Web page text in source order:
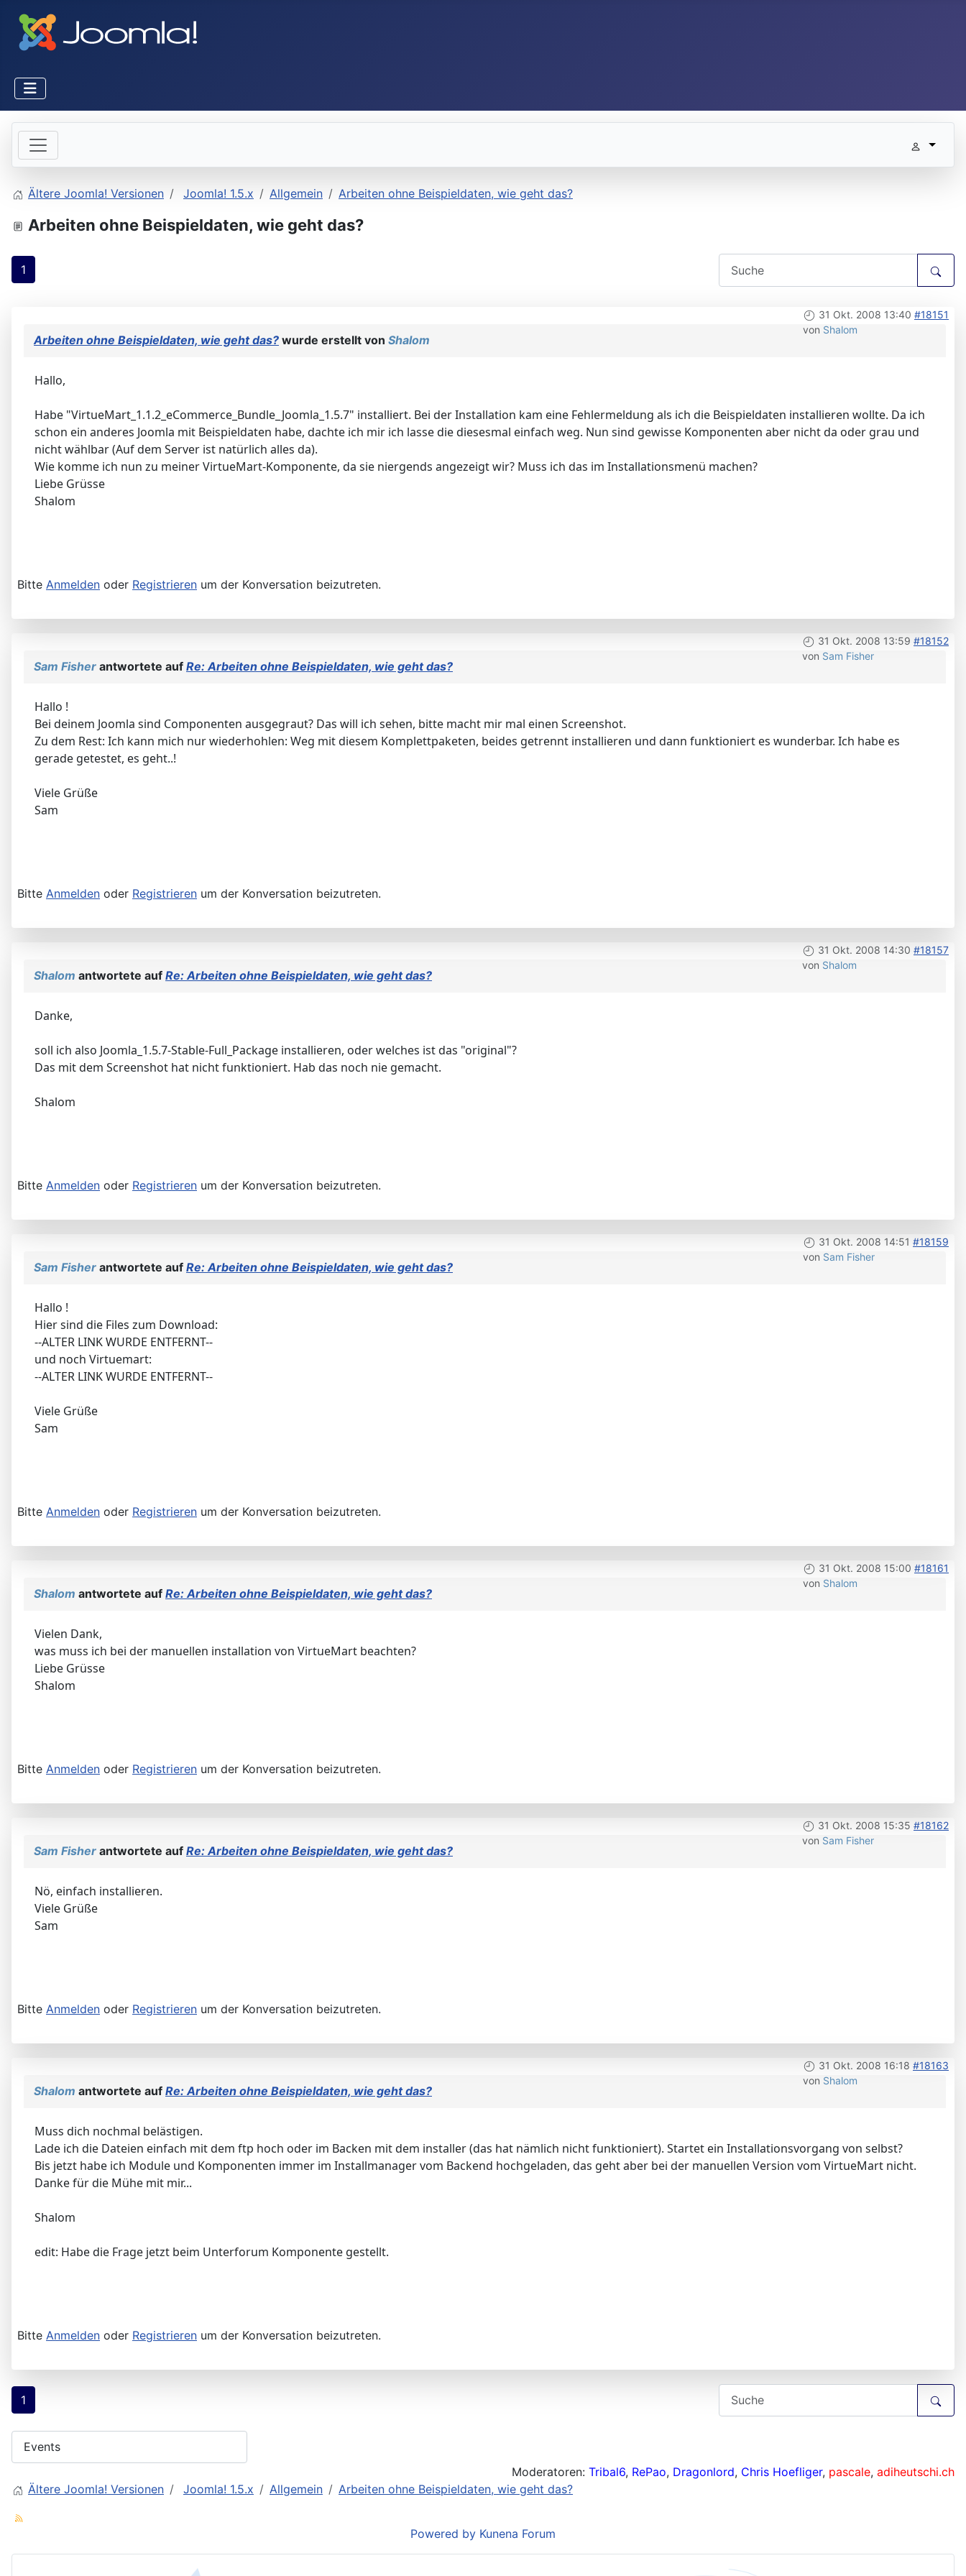
Ältere Joomla! Versionen Joomla! 1.5.x Allgemein Arbeiten ohne Beispieldaten, wie geht das?
Arbeiten ohne Beispieldaten, wie geht das?
1
31 Okt. 2008 13:40 #18151
von Shalom
Arbeiten ohne Beispieldaten, wie geht das? wurde erstellt von Shalom
Hallo,
Habe "VirtueMart_1.1.2_eCommerce_Bundle_Joomla_1.5.7" installiert. Bei der Installation kam eine Fehlermeldung als ich die Beispieldaten installieren wollte. Da ich
schon ein anderes Joomla mit Beispieldaten habe, dachte ich mir ich lasse die diesesmal einfach weg. Nun sind gewisse Komponenten aber nicht da oder grau und
nicht wählbar (Auf dem Server ist natürlich alles da).
Wie komme ich nun zu meiner VirtueMart-Komponente, da sie niergends angezeigt wir? Muss ich das im Installationsmenü machen?
Liebe Grüsse
Shalom
Bitte Anmelden oder Registrieren um der Konversation beizutreten.
31 Okt. 2008 13:59 #18152
von Sam Fisher
Sam Fisher antwortete auf Re: Arbeiten ohne Beispieldaten, wie geht das?
Hallo !
Bei deinem Joomla sind Componenten ausgegraut? Das will ich sehen, bitte macht mir mal einen Screenshot.
Zu dem Rest: Ich kann mich nur wiederhohlen: Weg mit diesem Komplettpaketen, beides getrennt installieren und dann funktioniert es wunderbar. Ich habe es
gerade getestet, es geht..!
Viele Grüße
Sam
Bitte Anmelden oder Registrieren um der Konversation beizutreten.
31 Okt. 2008 14:30 #18157
von Shalom
Shalom antwortete auf Re: Arbeiten ohne Beispieldaten, wie geht das?
Danke,
soll ich also Joomla_1.5.7-Stable-Full_Package installieren, oder welches ist das "original"?
Das mit dem Screenshot hat nicht funktioniert. Hab das noch nie gemacht.
Shalom
Bitte Anmelden oder Registrieren um der Konversation beizutreten.
31 Okt. 2008 14:51 #18159
von Sam Fisher
Sam Fisher antwortete auf Re: Arbeiten ohne Beispieldaten, wie geht das?
Hallo !
Hier sind die Files zum Download:
--ALTER LINK WURDE ENTFERNT--
und noch Virtuemart:
--ALTER LINK WURDE ENTFERNT--
Viele Grüße
Sam
Bitte Anmelden oder Registrieren um der Konversation beizutreten.
31 Okt. 2008 15:00 #18161
von Shalom
Shalom antwortete auf Re: Arbeiten ohne Beispieldaten, wie geht das?
Vielen Dank,
was muss ich bei der manuellen installation von VirtueMart beachten?
Liebe Grüsse
Shalom
Bitte Anmelden oder Registrieren um der Konversation beizutreten.
31 Okt. 2008 15:35 #18162
von Sam Fisher
Sam Fisher antwortete auf Re: Arbeiten ohne Beispieldaten, wie geht das?
Nö, einfach installieren.
Viele Grüße
Sam
Bitte Anmelden oder Registrieren um der Konversation beizutreten.
31 Okt. 2008 16:18 #18163
von Shalom
Shalom antwortete auf Re: Arbeiten ohne Beispieldaten, wie geht das?
Muss dich nochmal belästigen.
Lade ich die Dateien einfach mit dem ftp hoch oder im Backen mit dem installer (das hat nämlich nicht funktioniert). Startet ein Installationsvorgang von selbst?
Bis jetzt habe ich Module und Komponenten immer im Installmanager vom Backend hochgeladen, das geht aber bei der manuellen Version vom VirtueMart nicht.
Danke für die Mühe mit mir...
Shalom
edit: Habe die Frage jetzt beim Unterforum Komponente gestellt.
Bitte Anmelden oder Registrieren um der Konversation beizutreten.
1
Moderatoren: Tribal6, RePao, Dragonlord, Chris Hoefliger, pascale, adiheutschi.ch
Ältere Joomla! Versionen
Joomla! 1.5.x Allgemein Arbeiten ohne Beispieldaten, wie geht das?
Powered by Kunena Forum